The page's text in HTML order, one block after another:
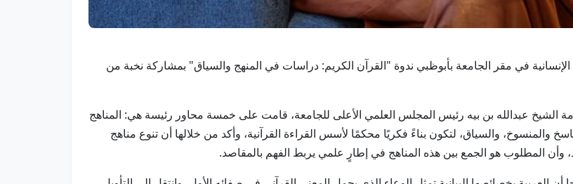
الإنسانية في مقر الجامعة بأبوظبي ندوة "القرآن الكريم: دراسات في المنهج والسياق" بمشاركة نخبة من
الشيخ عبدالله بن بيه رئيس المجلس العلمي الأعلى للجامعة، قامت على خمسة محاور رئيسة هي: المناهج
والمنسوخ، والسياق، لتكون بناءً فكريًا محكمًا لأسس القراءة القرآنية، وأكد من خلالها أن تنوع مناهج
وأن المطلوب هو الجمع بين هذه المناهج في إطارٍ علمي يربط الفهم بالمقاصد.